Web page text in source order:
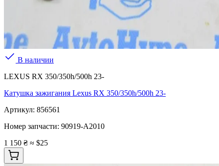
В наличии
LEXUS RX 350/350h/500h 23-
Катушка зажигания Lexus RX 350/350h/500h 23-
Артикул: 856561
Номер запчасти: 90919-A2010
1 150 ₴ ≈ $25